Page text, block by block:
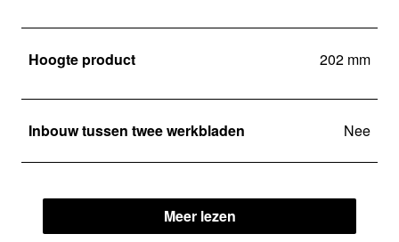
Hoogte product 202 mm
Inbouw tussen twee werkbladen Nee
Meer lezen